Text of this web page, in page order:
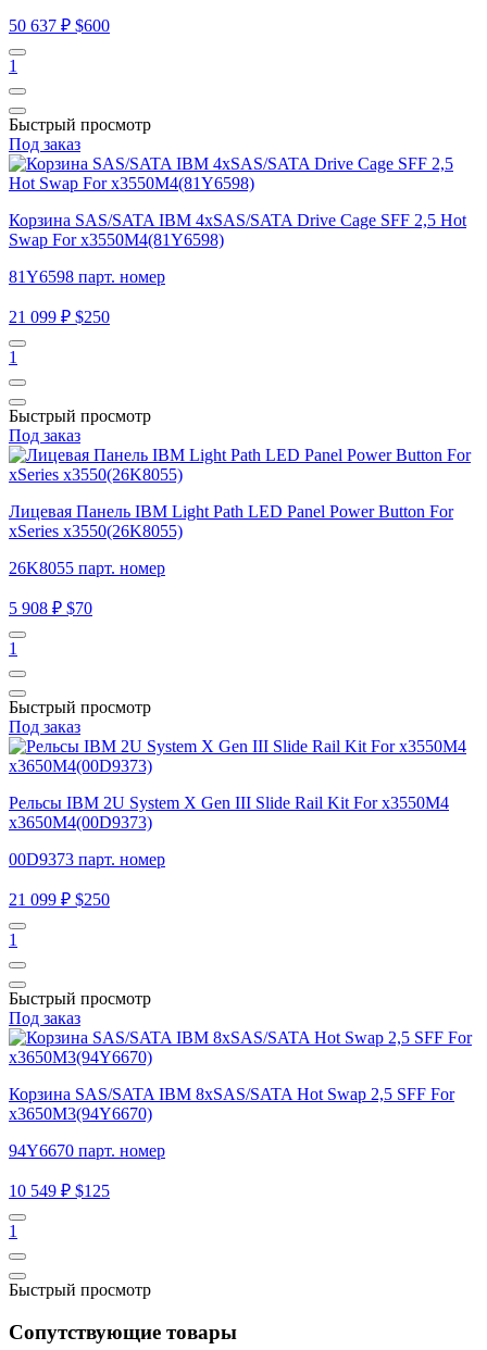
50 637 ₽ $600
1
Быстрый просмотр
Под заказ
Корзина SAS/SATA IBM 4xSAS/SATA Drive Cage SFF 2,5 Hot
Swap For x3550M4(81Y6598)
81Y6598 парт. номер
21 099 ₽ $250
1
Быстрый просмотр
Под заказ
Лицевая Панель IBM Light Path LED Panel Power Button For
xSeries x3550(26K8055)
26K8055 парт. номер
5 908 ₽ $70
1
Быстрый просмотр
Под заказ
Рельсы IBM 2U System X Gen III Slide Rail Kit For x3550M4
x3650M4(00D9373)
00D9373 парт. номер
21 099 ₽ $250
1
Быстрый просмотр
Под заказ
Корзина SAS/SATA IBM 8xSAS/SATA Hot Swap 2,5 SFF For
x3650M3(94Y6670)
94Y6670 парт. номер
10 549 ₽ $125
1
Быстрый просмотр
Сопутствующие товары